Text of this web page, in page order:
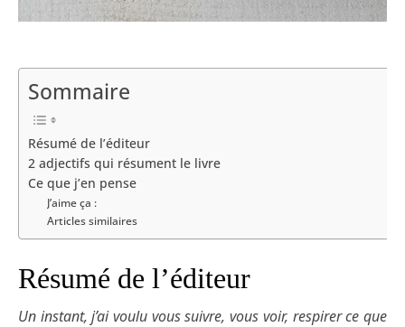
Sommaire
Résumé de l’éditeur
2 adjectifs qui résument le livre
Ce que j’en pense
J’aime ça :
Articles similaires
Résumé de l’éditeur
Un instant, j’ai voulu vous suivre, vous voir, respirer ce que